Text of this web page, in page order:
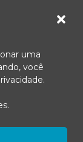
uma
você
.